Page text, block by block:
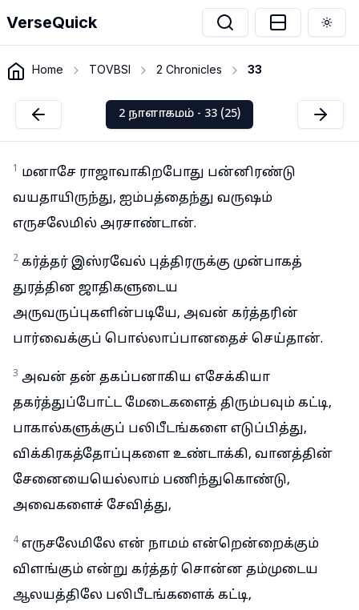
VerseQuick
Home TOVBSI 2 Chronicles 33
2 நாளாகமம் - 33 (25)
1 மனாசே ராஜாவாகிறபோது பன்னிரண்டு
வயதாயிருந்து, ஐம்பத்தைந்து வருஷம்
எருசலேமில் அரசாண்டான்.
2 கர்த்தர் இஸ்ரவேல் புத்திரருக்கு முன்பாகத்
துரத்தின ஜாதிகளுடைய
அருவருப்புகளின்படியே, அவன் கர்த்தரின்
பார்வைக்குப் பொல்லாப்பானதைச் செய்தான்.
3 அவன் தன் தகப்பனாகிய எசேக்கியா
தகர்த்துப்போட்ட மேடைகளைத் திரும்பவும் கட்டி,
பாகால்களுக்குப் பலிபீடங்களை எடுப்பித்து,
விக்கிரகத்தோப்புகளை உண்டாக்கி, வானத்தின்
சேனையையெல்லாம் பணிந்துகொண்டு,
அவைகளைச் சேவித்து,
4 எருசலேமிலே என் நாமம் என்றென்றைக்கும்
விளங்கும் என்று கர்த்தர் சொன்ன தம்முடைய
ஆலயத்திலே பலிபீடங்களைக் கட்டி,